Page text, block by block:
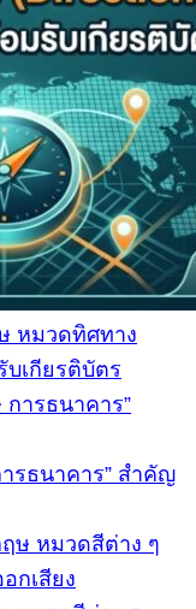
หมวดทิศทาง
บเกียรติบัตร
รธนาคาร” สำคัญ